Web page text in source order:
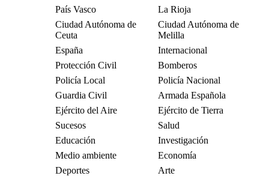
País Vasco
La Rioja
Ciudad Autónoma de
Ceuta
Ciudad Autónoma de
Melilla
España
Internacional
Protección Civil
Bomberos
Policía Local
Policía Nacional
Guardia Civil
Armada Española
Ejército del Aire
Ejército de Tierra
Sucesos
Salud
Educación
Investigación
Medio ambiente
Economía
Deportes
Arte